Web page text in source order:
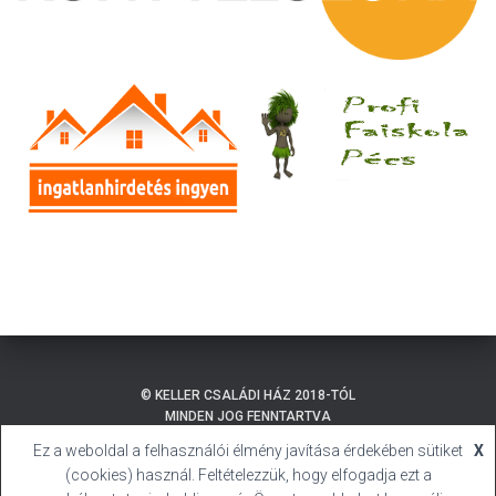
© KELLER CSALÁDI HÁZ 2018-TÓL
MINDEN JOG FENNTARTVA
ADATKEZELÉSI TÁJÉKOZTATÓ
SÜTI (COOKIE) TÁJÉKOZTATÓ
BALATONMÁRIAFÜRDŐ
HIVATALOS HONLAP
Ez a weboldal a felhasználói élmény javítása érdekében sütiket
(cookies) használ. Feltételezzük, hogy elfogadja ezt a
X